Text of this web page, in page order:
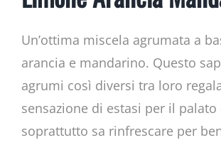
Un’ottima miscela agrumata a
arancia e mandarino. Questo
agrumi così diversi tra loro
sensazione di estasi per il palato
soprattutto sa rinfrescare per